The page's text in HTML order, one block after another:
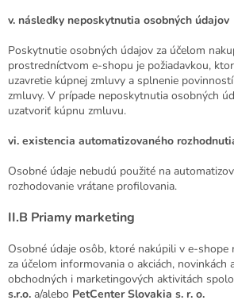
v. následky neposkytnutia osobných údajov
Poskytnutie osobných údajov za účelom
prostredníctvom e-shopu je požiadavkou,
uzavretie kúpnej zmluvy a splnenie
zmluvy. V prípade neposkytnutia osobných
uzatvoriť kúpnu zmluvu.
vi. existencia automatizovaného
Osobné údaje nebudú použité na
rozhodovanie vrátane profilovania.
II.B Priamy marketing
Osobné údaje osôb, ktoré nakúpili v e-shope
za účelom informovania o akciách, novinkách
obchodných i marketingových aktivitách
s.r.o. a/alebo PetCenter Slovakia s. r. o.